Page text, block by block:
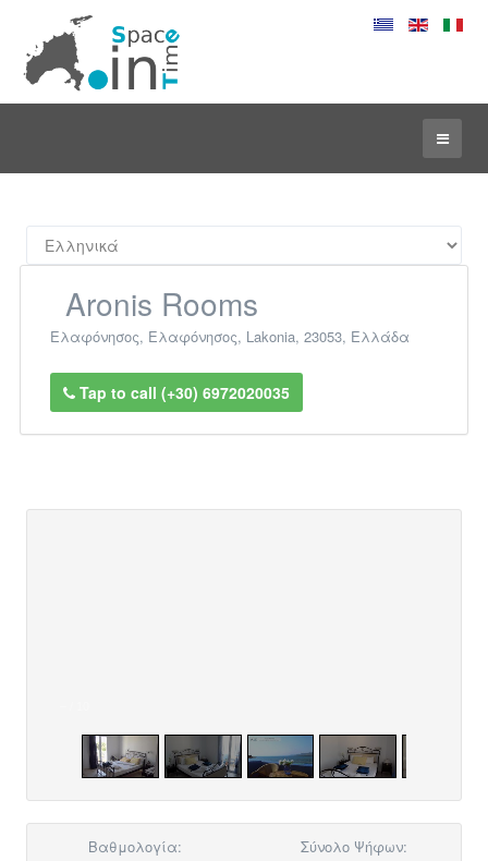
Aronis Rooms
Ελαφόνησος, Ελαφόνησος, Lakonia, 23053, Ελλάδα
Tap to call (+30) 6972020035
Βαθμολογία: Σύνολο Ψήφων: